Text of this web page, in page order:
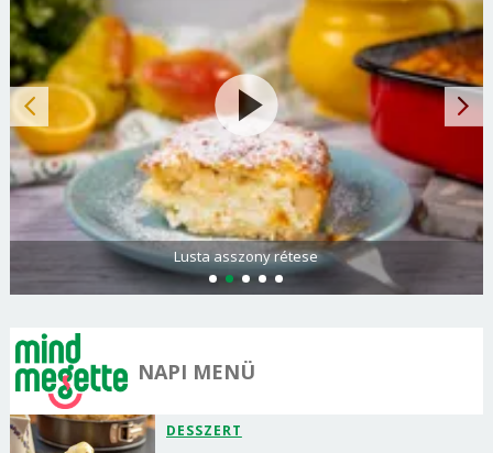
Spenótos palacsinta tejföllel töltve
NAPI MENÜ
DESSZERT